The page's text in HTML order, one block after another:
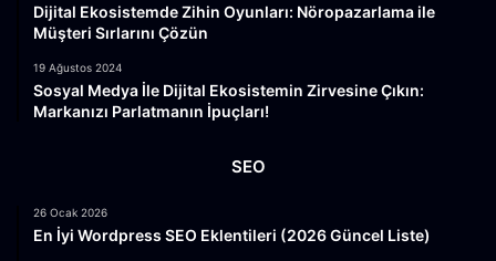
Dijital Ekosistemde Zihin Oyunları: Nöropazarlama ile
Müşteri Sırlarını Çözün
19 Ağustos 2024
Sosyal Medya İle Dijital Ekosistemin Zirvesine Çıkın:
Markanızı Parlatmanın İpuçları!
SEO
26 Ocak 2026
En İyi Wordpress SEO Eklentileri (2026 Güncel Liste)